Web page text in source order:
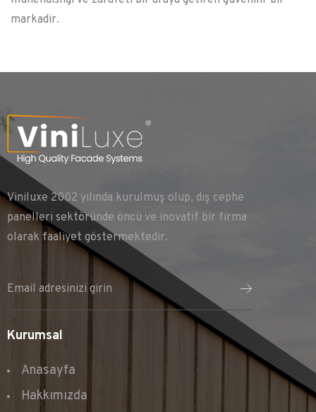
markadir.
Viniluxe 2002 yılında kurulmuş olup, dış cephe
panelleri sektöründe öncü ve inovatif bir firma
olarak faaliyet göstermektedir.
Kurumsal
Anasayfa
Hakkımızda